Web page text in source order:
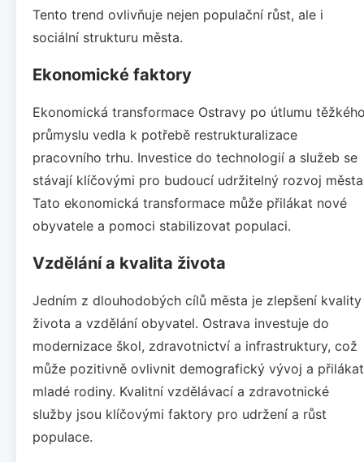
Tento trend ovlivňuje nejen populační růst, ale i
sociální strukturu města.
Ekonomické faktory
Ekonomická transformace Ostravy po útlumu
průmyslu vedla k potřebě restrukturalizace
pracovního trhu. Investice do technologií a služeb se
stávají klíčovými pro budoucí udržitelný rozvoj
Tato ekonomická transformace může přilákat nové
obyvatele a pomoci stabilizovat populaci.
Vzdělání a kvalita života
Jedním z dlouhodobých cílů města je zlepšení kvality
života a vzdělání obyvatel. Ostrava investuje do
modernizace škol, zdravotnictví a infrastruktury, což
může pozitivně ovlivnit demografický vývoj a přilákat
mladé rodiny. Kvalitní vzdělávací a zdravotnické
služby jsou klíčovými faktory pro udržení a růst
populace.